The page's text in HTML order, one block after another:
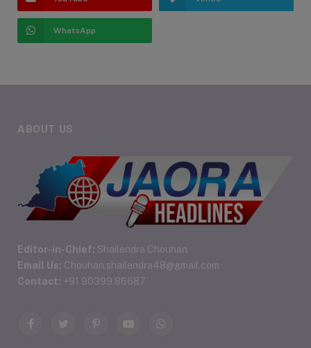
WhatsApp
ABOUT US
Editor-in-Chief: Shailendra Chouhan
Email Us: Chouhan.shailendra48@gmail.com
Contact: +91 90399 86687
FacebookTwitterPinterestYouTubeWhatsApp